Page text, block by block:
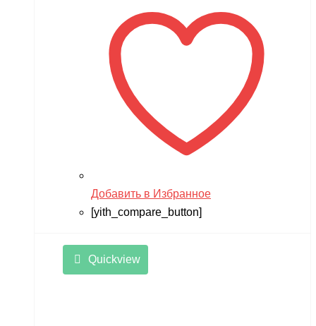
Добавить в Избранное
[yith_compare_button]
Quickview